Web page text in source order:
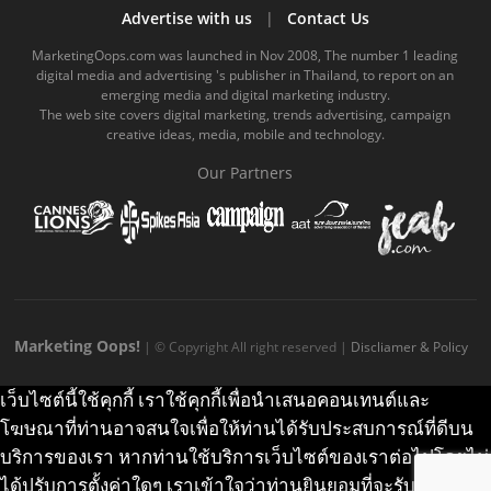
b
o
o
k
c
o
u
b
e
.
o
m
m
e
a
g
r
a
.
o
k
.
c
m
Advertise with us| Contact Us
MarketingOops.com was launched in Nov 2008, The number 1 leading
digital media and advertising 's publisher in Thailand, to report on an
emerging media and digital marketing industry.
The web site covers digital marketing, trends advertising, campaign
creative ideas, media, mobile and technology.
Our Partners
Marketing Oops! | © Copyright All right reserved | Discliamer & Policy
เว็บไซต์นี้ใช้คุกกี้ เราใช้คุกกี้เพื่อนำเสนอคอนเทนต์และ
โฆษณาที่ท่านอาจสนใจเพื่อให้ท่านได้รับประสบการณ์ที่ดีบน
บริการของเรา หากท่านใช้บริการเว็บไซต์ของเราต่อไปโดยไม่
ได้ปรับการตั้งค่าใดๆ เราเข้าใจว่าท่านยินยอมที่จะรับคุกกี้บน